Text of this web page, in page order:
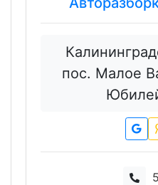
пос. Малое